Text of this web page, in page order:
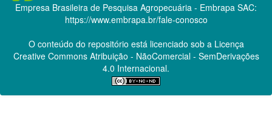
Empresa Brasileira de Pesquisa Agropecuária - Embrapa SAC:
https://www.embrapa.br/fale-conosco
O conteúdo do repositório está licenciado sob a Licença
Creative CommonsAtribuição - NãoComercial - SemDerivações
4.0 Internacional.